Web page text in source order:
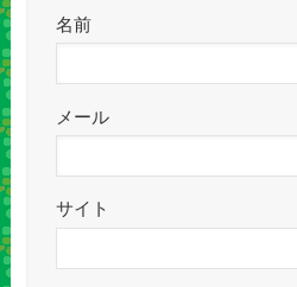
名前
メール
サイト